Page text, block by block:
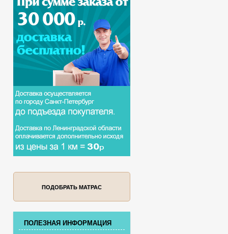
ПОДОБРАТЬ МАТРАС
ПОЛЕЗНАЯ ИНФОРМАЦИЯ